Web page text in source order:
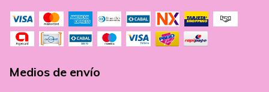
Medios de envío